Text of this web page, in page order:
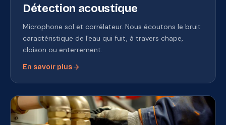
Détection acoustique
Microphone sol et corrélateur. Nous écoutons le bruit
caractéristique de l'eau qui fuit, à travers chape,
cloison ou enterrement.
En savoir plusarrow_forward